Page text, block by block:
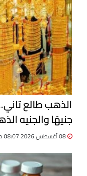
جنيهًا والجنيه الذهب